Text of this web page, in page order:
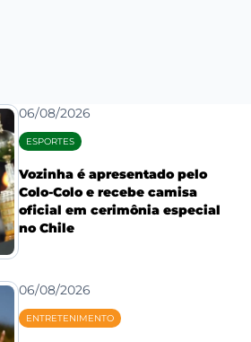
06/08/2026
ESPORTES
Vozinha é apresentado pelo
Colo-Colo e recebe camisa
oficial em cerimônia especial
no Chile
06/08/2026
ENTRETENIMENTO